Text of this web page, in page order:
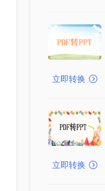
立即转换
立即转换